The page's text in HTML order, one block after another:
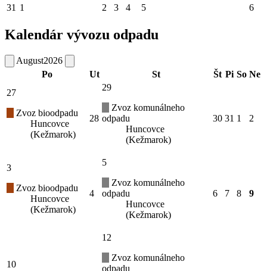
31 1 2 3 4 5 6
Kalendár vývozu odpadu
August2026
Po
Ut St Št Pi So Ne
27
Zvoz bioodpadu
Huncovce
(Kežmarok)
28
29
Zvoz komunálneho
odpadu
Huncovce
(Kežmarok)
30 31 1 2
3
Zvoz bioodpadu
Huncovce
(Kežmarok)
4
5
Zvoz komunálneho
odpadu
Huncovce
(Kežmarok)
6 7 8 9
10
12
Zvoz komunálneho
odpadu